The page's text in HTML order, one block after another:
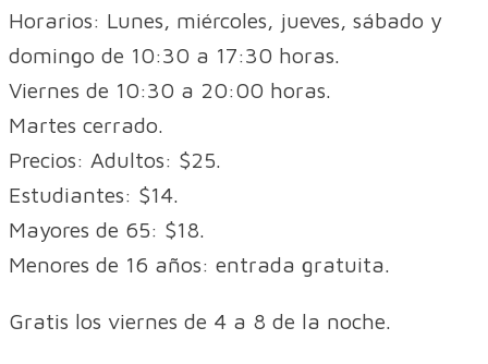
Horarios: Lunes, miércoles, jueves, sábado y
domingo de 10:30 a 17:30 horas.
Viernes de 10:30 a 20:00 horas.
Martes cerrado.
Precios: Adultos: $25.
Estudiantes: $14.
Mayores de 65: $18.
Menores de 16 años: entrada gratuita.
Gratis los viernes de 4 a 8 de la noche.